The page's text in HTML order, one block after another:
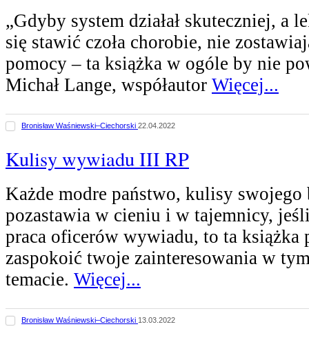
„Gdyby system działał skuteczniej, a
się stawić czoła chorobie, nie
pomocy – ta książka w ogóle by nie
Michał Lange, współautor Więcej...
Bronisław Waśniewski–Ciechorski 22.04.2022
Kulisy wywiadu III RP
Każde modre państwo, kulisy swojego
pozastawia w cieniu i w tajemnicy,
praca oficerów wywiadu, to ta książka
zaspokoić twoje zainteresowania w
temacie. Więcej...
Bronisław Waśniewski–Ciechorski 13.03.2022